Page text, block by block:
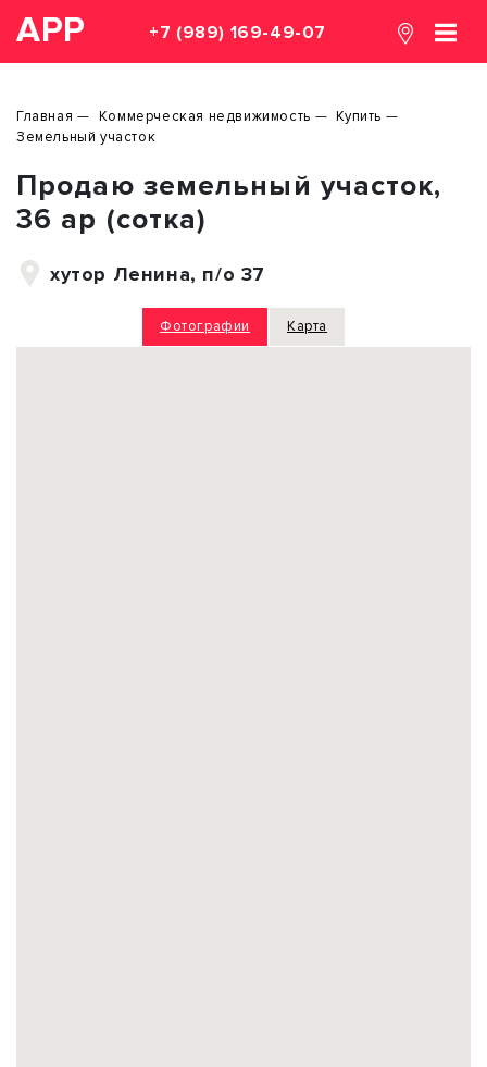
АРР +7 (989) 169-49-07
Главная Коммерческая недвижимость
Купить
Земельный участок
Продаю земельный участок,
36 ар (сотка)
хутор Ленина, п/о 37
Фотографии Карта